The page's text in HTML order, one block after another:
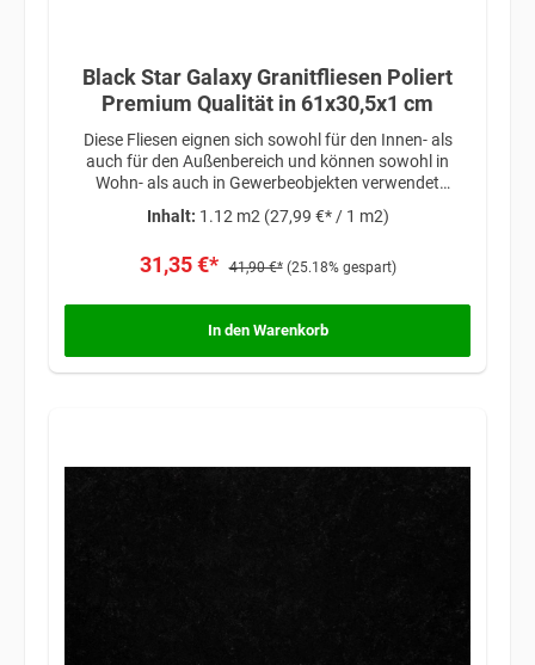
Black Star Galaxy Granitfliesen Poliert
Premium Qualität in 61x30,5x1 cm
Diese Fliesen eignen sich sowohl für den Innen- als
auch für den Außenbereich und können sowohl in
Wohn- als auch in Gewerbeobjekten verwendet
Akzentstück, die Black Star Galaxy Granitfliesen
zeitloser Schönheit.
Inhalt: 1.12 m2 (27,99 €* / 1 m2)
31,35 €* 41,90 €* (25.18% gespart)
In den Warenkorb